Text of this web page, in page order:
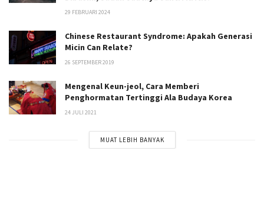
29 FEBRUARI 2024
Chinese Restaurant Syndrome: Apakah Generasi
Micin Can Relate?
26 SEPTEMBER 2019
Mengenal Keun-jeol, Cara Memberi
Penghormatan Tertinggi Ala Budaya Korea
24 JULI 2021
MUAT LEBIH BANYAK